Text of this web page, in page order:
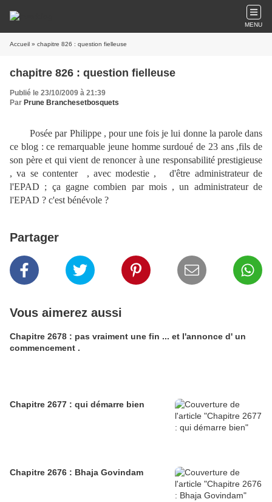
MENU
Accueil » chapitre 826 : question fielleuse
chapitre 826 : question fielleuse
Publié le 23/10/2009 à 21:39
Par Prune Branchesetbosquets
Posée par Philippe , pour une fois je lui donne la parole dans
ce blog : ce remarquable jeune homme surdoué de 23 ans ,fils de
son père et qui vient de renoncer à une responsabilité prestigieuse
, va se contenter , avec modestie , d'être administrateur de
l'EPAD ; ça gagne combien par mois , un administrateur de
l'EPAD ? c'est bénévole ?
Partager
Vous aimerez aussi
Chapitre 2678 : pas vraiment une fin ... et l'annonce d' un
commencement .
Chapitre 2677 : qui démarre bien
Chapitre 2676 : Bhaja Govindam